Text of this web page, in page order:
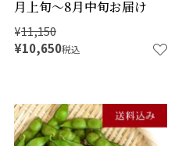
月上旬～8月中旬お届け
¥11,150
¥10,650税込